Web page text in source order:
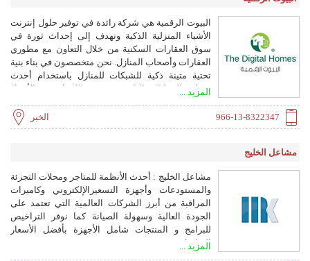
البيوت الرقمية هي شركة رائدة في توفير حلول إنترنت
الأشياء المنزلية الذكية ونهدف إلى إحداث ثورة في
سوق العقارات السكنية من خلال التعاون مع مطوري
العقارات وأصحاب المنازل. نحن متخصصون في بناء بنية
تحتية متينة ذكية للشبكات للمنازل باستخدام أحدث
تقنيات الشبكات الذكية وتوفير نظام إنترنت الأشياء
التكييف والستائر والوصول إلى الأبواب. بالإضافة إلى
ذلك، نحن نقدم تدابير السلامة مثل الكشف عن الدخان
المزيد ...
966-13-8322347 الخبر
مشاعل الخليج
مشاعل الخليج : أحدث الأنظمة للمتاجر ومحلات التجزئة
والمستودعات وأجهزة التسعيرالإلكتروني وكاميرات
المراقبة من أبرز الشركات العالمية التي تعتمد على
الجودة العالية وسهولة الصيانة كما نوفر التراخيص
للبرامج و المنتجات شامل الأجهزة بأفضل الأسعار
المزيد ...